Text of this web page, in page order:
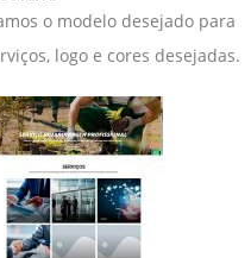
o modelo desejado para
logo e cores desejadas.